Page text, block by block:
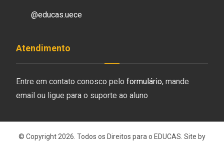
@educas.uece
Atendimento
Entre em contato conosco peloformulário, mande
email ou ligue para o suporte ao aluno
© Copyright 2026. Todos os Direitos para o EDUCAS. Site by